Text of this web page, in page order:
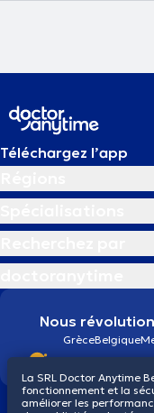
Téléchargez l’app
Nous
GrèceBelgique
La SRL Doctor Anytime
fonctionnement et la
améliorer les